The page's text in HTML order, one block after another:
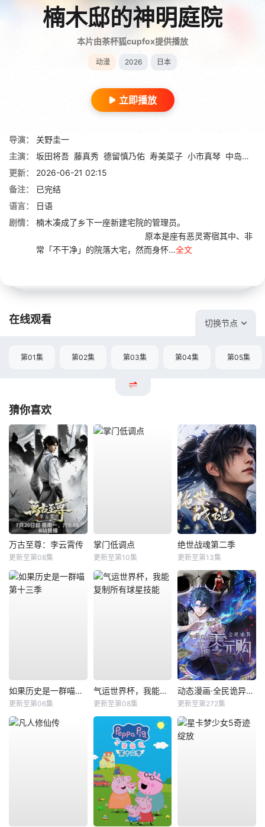
楠木邸的神明庭院
本片由茶杯狐cupfox提供播放
动漫 2026 日本
立即播放
导演：
关野圭一
主演：
坂田将吾 藤真秀 德留慎乃佑 寿美菜子 小市真琴 中岛良树
更新：
2026-06-21 02:15
备注：
已完结
语言：
日语
剧情：
楠木凑成了乡下一座新建宅院的管理员。
原本是座有恶灵寄宿其中、非
常「不干净」的院落大宅，然而身怀...全文
在线观看 切换节点
第01集 第02集 第03集 第04集 第05集
猜你喜欢
万古至尊：李云霄传
更新至第08集
掌门低调点
更新至第10集
绝世战魂第二季
更新至第13集
如果历史是一群喵第十三季
更新至第06集
气运世界杯，我能复制所有球星技能
更新至第08集
动态漫画·全民诡异：开局掌握零元购
更新至第272集